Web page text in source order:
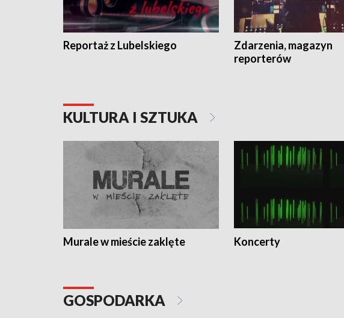
Reportaż z Lubelskiego
Zdarzenia, magazyn
reporterów
KULTURA I SZTUKA
Murale w mieście zaklęte Koncerty
GOSPODARKA